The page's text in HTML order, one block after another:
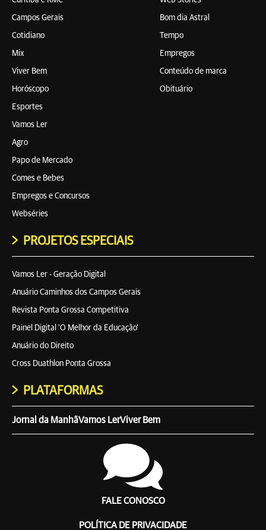
Campos Gerais
Cotidiano
Mix
Viver Bem
Horóscopo
Esportes
Vamos Ler
Agro
Papo de Mercado
Comes e Bebes
Empregos e Concursos
Webséries
Bom dia Astral
Tempo
Empregos
Conteúdo de marca
Obituário
PROJETOS ESPECIAIS
Vamos Ler - Geração Digital
Anuário Caminhos dos Campos Gerais
Revista Ponta Grossa Competitiva
Painel Digital 'O Melhor da Educação'
Anuário do Direito
Cross Duathlon Ponta Grossa
PLATAFORMAS
Jornal da ManhãVamos LerViver Bem
FALE CONOSCO
POLÍTICA DE PRIVACIDADE